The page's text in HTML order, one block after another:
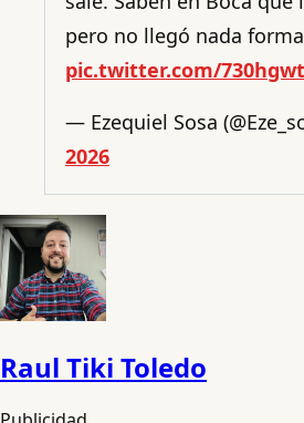
pero no llegó nada
pic.twitter.com/
— Ezequiel Sosa
2026
Raul Tiki Toledo